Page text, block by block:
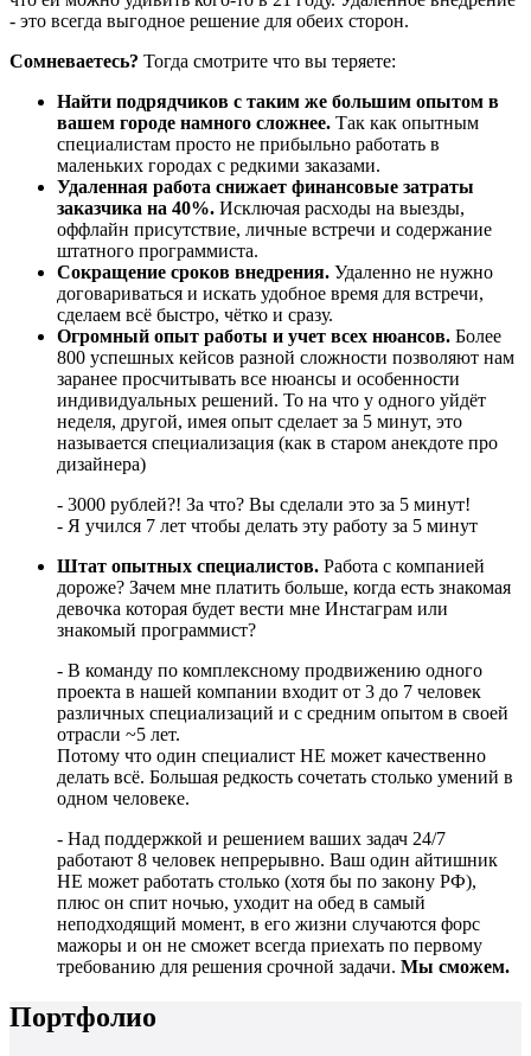
- это всегда выгодное решение для обеих сторон.
Сомневаетесь? Тогда смотрите что вы теряете:
Найти подрядчиков с таким же большим опытом в
вашем городе намного сложнее. Так как опытным
специалистам просто не прибыльно работать в
маленьких городах с редкими заказами.
Удаленная работа снижает финансовые затраты
заказчика на 40%. Исключая расходы на выезды,
оффлайн присутствие, личные встречи и содержание
штатного программиста.
Сокращение сроков внедрения. Удаленно не нужно
договариваться и искать удобное время для встречи,
сделаем всё быстро, чётко и сразу.
Огромный опыт работы и учет всех нюансов. Более
800 успешных кейсов разной сложности позволяют нам
заранее просчитывать все нюансы и особенности
индивидуальных решений. То на что у одного уйдёт
неделя, другой, имея опыт сделает за 5 минут, это
называется специализация (как в старом анекдоте про
дизайнера)
- 3000 рублей?! За что? Вы сделали это за 5 минут!
- Я учился 7 лет чтобы делать эту работу за 5 минут
Штат опытных специалистов. Работа с компанией
дороже? Зачем мне платить больше, когда есть знакомая
девочка которая будет вести мне Инстаграм или
знакомый программист?
- В команду по комплексному продвижению одного
проекта в нашей компании входит от 3 до 7 человек
различных специализаций и с средним опытом в своей
отрасли ~5 лет.
Потому что один специалист НЕ может качественно
делать всё. Большая редкость сочетать столько умений в
одном человеке.
- Над поддержкой и решением ваших задач 24/7
работают 8 человек непрерывно. Ваш один айтишник
НЕ может работать столько (хотя бы по закону РФ),
плюс он спит ночью, уходит на обед в самый
неподходящий момент, в его жизни случаются форс
мажоры и он не сможет всегда приехать по первому
требованию для решения срочной задачи. Мы сможем.
Портфолио